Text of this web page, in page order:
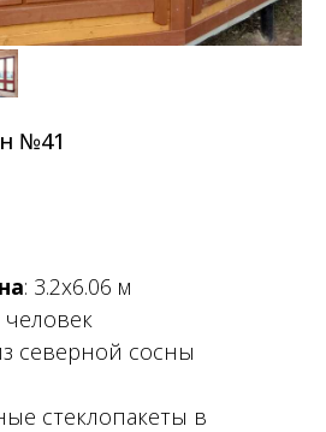
№41
: 3.2х6.06 м
человек
северной сосны
стеклопакеты в